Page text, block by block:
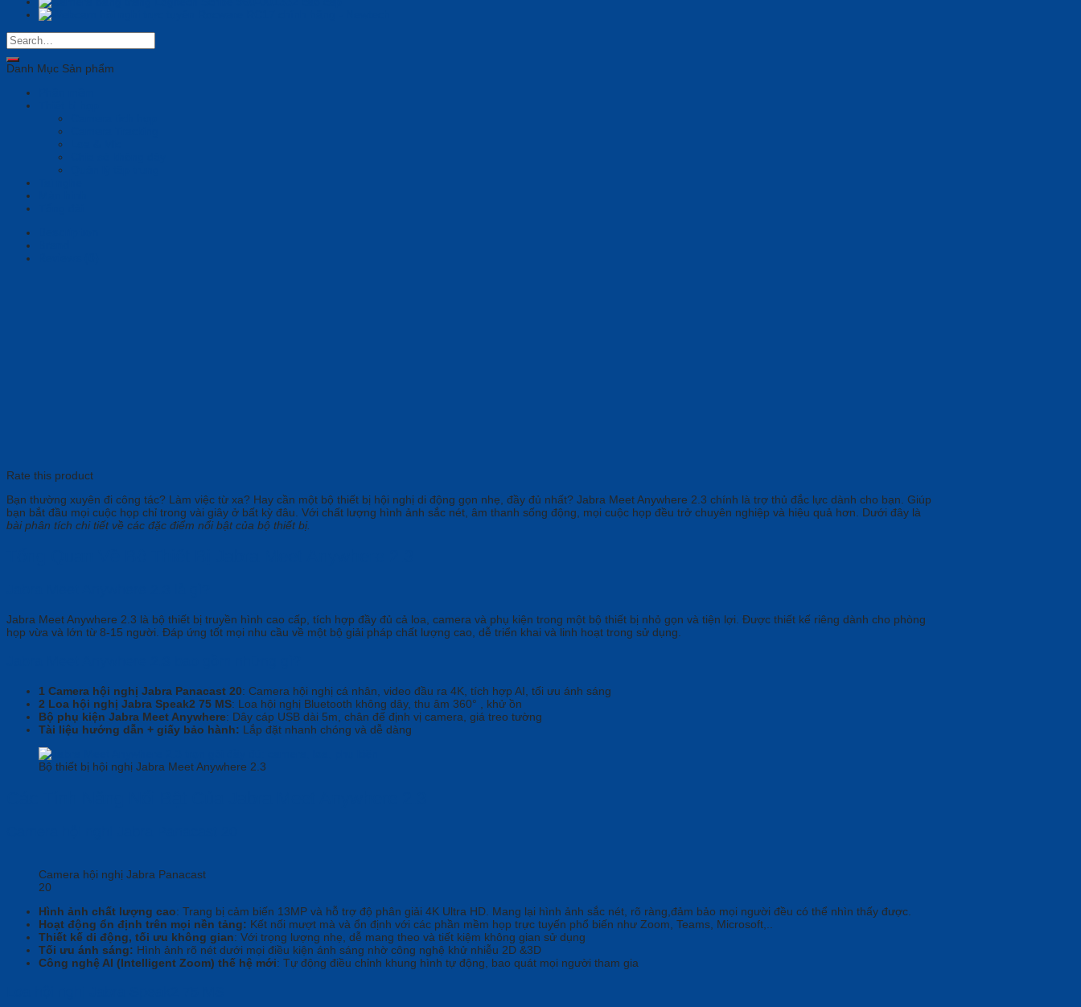
Danh Mục Sản phẩm
Rate this product
Bạn thường xuyên đi công tác? Làm việc từ xa? Hay cần một bộ thiết bị hội nghị di động gọn nhẹ, đầy đủ nhất? Jabra Meet Anywhere 2.3 chính là trợ thủ đắc lực dành cho bạn. Giúp
bạn bắt đầu mọi cuộc họp chỉ trong vài giây ở bất kỳ đâu. Với chất lượng hình ảnh sắc nét, âm thanh sống động, mọi cuộc họp đều trở chuyên nghiệp và hiệu quả hơn. Dưới đây là
bài phân tích chi tiết về các đặc điểm nổi bật của bộ thiết bị.
Jabra Meet Anywhere 2.3 là bộ thiết bị truyền hình cao cấp, tích hợp đầy đủ cả loa, camera và phụ kiện trong một bộ thiết bị nhỏ gọn và tiện lợi. Được thiết kế riêng dành cho phòng
họp vừa và lớn từ 8-15 người. Đáp ứng tốt mọi nhu cầu về một bộ giải pháp chất lượng cao, dễ triển khai và linh hoạt trong sử dụng.
1 Camera hội nghị Jabra Panacast 20: Camera hội nghị cá nhân, video đầu ra 4K, tích hợp AI, tối ưu ánh sáng
2 Loa hội nghị Jabra Speak2 75 MS: Loa hội nghị Bluetooth không dây, thu âm 360° , khử ồn
Bộ phụ kiện Jabra Meet Anywhere: Dây cáp USB dài 5m, chân đế định vị camera, giá treo tường
Tài liệu hướng dẫn + giấy bảo hành: Lắp đặt nhanh chóng và dễ dàng
Bộ thiết bị hội nghị Jabra Meet Anywhere 2.3
Camera hội nghị Jabra Panacast
20
Hình ảnh chất lượng cao: Trang bị cảm biến 13MP và hỗ trợ độ phân giải 4K Ultra HD. Mang lại hình ảnh sắc nét, rõ ràng,đảm bảo mọi người đều có thể nhìn thấy được.
Hoạt động ổn định trên mọi nền tảng: Kết nối mượt mà và ổn định với các phần mềm họp trực tuyến phổ biến như Zoom, Teams, Microsoft,..
Thiết kế di động, tối ưu không gian: Với trọng lượng nhẹ, dễ mang theo và tiết kiệm không gian sử dụng
Tối ưu ánh sáng: Hình ảnh rõ nét dưới mọi điều kiện ánh sáng nhờ công nghệ khử nhiễu 2D &3D
Công nghệ AI (Intelligent Zoom) thế hệ mới: Tự động điều chỉnh khung hình tự động, bao quát mọi người tham gia